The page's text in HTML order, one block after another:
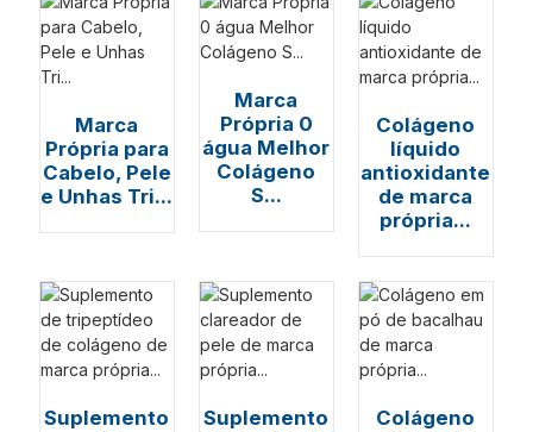
Marca
Própria para
Cabelo, Pele
e Unhas Tri...
Marca
Própria 0
água Melhor
Colágeno
S...
Colágeno
líquido
antioxidante
de marca
própria...
Suplemento
Suplemento
Colágeno